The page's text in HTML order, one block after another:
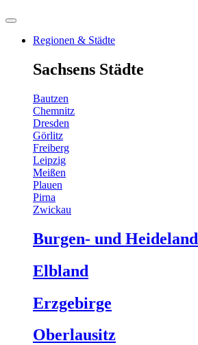
Regionen & Städte
Sachsens Städte
Bautzen
Chemnitz
Dresden
Görlitz
Freiberg
Leipzig
Meißen
Plauen
Pirna
Zwickau
Burgen- und Heideland
Elbland
Erzgebirge
Oberlausitz